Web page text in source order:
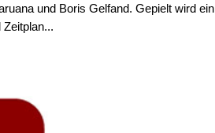
und Boris Gelfand. Gepielt wird ein